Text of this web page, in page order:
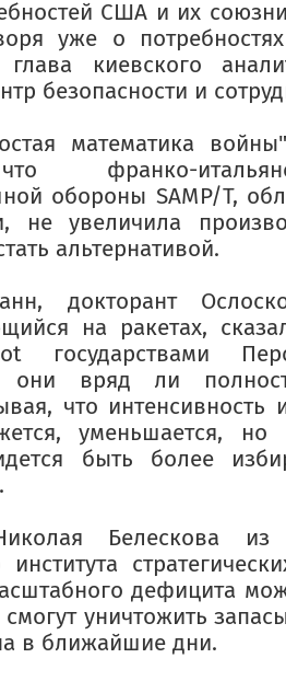
США и их
уже о
киевского
безопасности и
математика
франко-
обороны SAMP/T,
не увеличила
альтернативой.
докторант
на ракетах,
государствами
они вряд ли
что интенсивность
уменьшается,
быть более
Белескова из
института
дефицита
уничтожить
в ближайшие дни.